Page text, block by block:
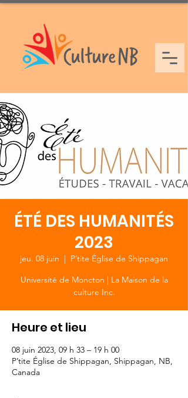
ÉTÉ DES HUMANITÉS
2023
jeu. 08 juin
  |
P’tite Église de Shippagan
Université de Moncton | La Maison de la
culture Inc.
Heure et lieu
08 juin 2023, 09 h 33 – 19 h 00
P’tite Église de Shippagan, Shippagan, NB,
Canada